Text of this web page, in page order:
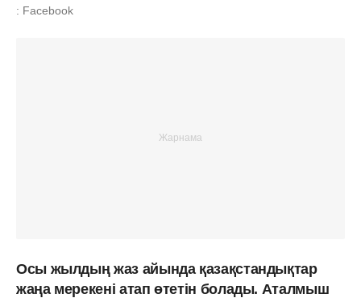
: Facebook
Осы жылдың жаз айында қазақстандықтар
жаңа мерекені атап өтетін болады. Аталмыш